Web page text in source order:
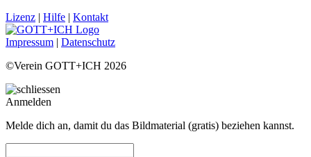
Lizenz | Hilfe | Kontakt
Impressum | Datenschutz
©Verein GOTT+ICH 2026
Anmelden
Melde dich an, damit du das Bildmaterial (gratis) beziehen kannst.